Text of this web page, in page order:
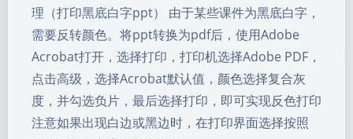
理（打印黑底白字ppt） 由于某些课件为黑底白字，
需要反转颜色。将ppt转换为pdf后，使用Adobe
Acrobat打开，选择打印，打印机选择Adobe PDF，
点击高级，选择Acrobat默认值，颜色选择复合灰
度，并勾选负片，最后选择打印，即可实现反色打印
注意如果出现白边或黑边时，在打印界面选择按照